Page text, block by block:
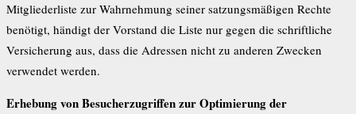
Mitgliederliste zur Wahrnehmung seiner satzungsmäßigen Rechte
benötigt, händigt der Vorstand die Liste nur gegen die schriftliche
Versicherung aus, dass die Adressen nicht zu anderen Zwecken
verwendet werden.
Erhebung von Besucherzugriffen zur Optimierung der